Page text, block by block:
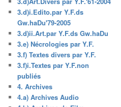
3.d)i.Edito.par Y.F.ds
Gw.haDu'79-2005
3.d)ii.Art.par Y.F.ds Gw.haDu
3.e) Nécrologies par Y.F.
3.f) Textes divers par Y.F.
3.f)i.Textes par Y.F.non
publiés
4. Archives
4.a) Archives Audio